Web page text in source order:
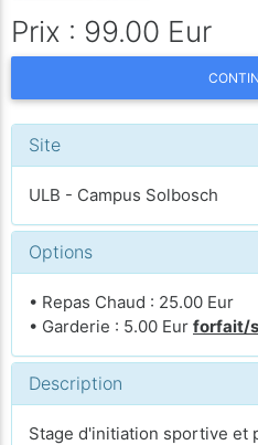
Prix : 99.00 Eur
Site
ULB - Campus Solbosch
Options
• Repas Chaud : 25.00 Eur
• Garderie : 5.00 Eur forfait/
Description
Stage d'initiation sportive et